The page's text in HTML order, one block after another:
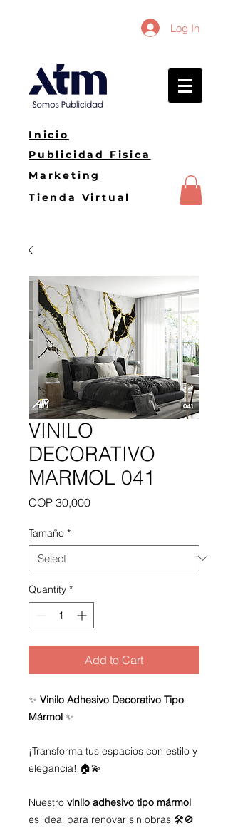
Log In
Inicio
Publicidad Fisica
Marketing
Tienda Virtual
VINILO
DECORATIVO
MARMOL 041
COP 30,000Price
Tamaño *
Quantity *
Add to Cart
✨ Vinilo Adhesivo Decorativo Tipo
Mármol ✨
¡Transforma tus espacios con estilo y
elegancia! 🏠💫
Nuestro vinilo adhesivo tipo mármol
es ideal para renovar sin obras 🛠️🚫